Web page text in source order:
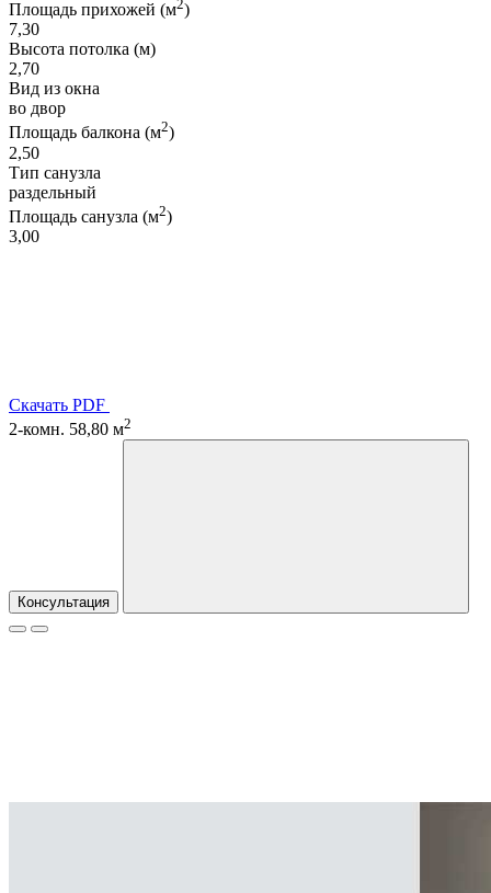
Площадь прихожей (м2)
7,30
Высота потолка (м)
2,70
Вид из окна
во двор
Площадь балкона (м2)
2,50
Тип санузла
раздельный
Площадь санузла (м2)
3,00
Скачать PDF
2-комн. 58,80 м2
Консультация